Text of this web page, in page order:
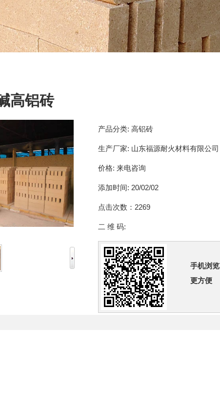
高铝砖
产品分类: 高铝砖
生产厂家: 山东福源耐火材料有限公司
价格: 来电咨询
添加时间: 20/02/02
点击次数： 2269
二 维 码:
手机浏览
更方便